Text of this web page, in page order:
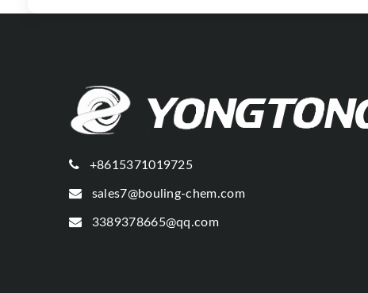
+8615371019725
sales7@bouling-chem.com
3389378665@qq.com